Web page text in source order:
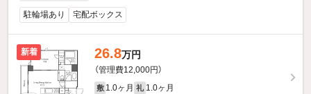
駐輪場あり 宅配ボックス
新着 26.8万円
（管理費12,000円）
敷 1.0ヶ月 礼 1.0ヶ月